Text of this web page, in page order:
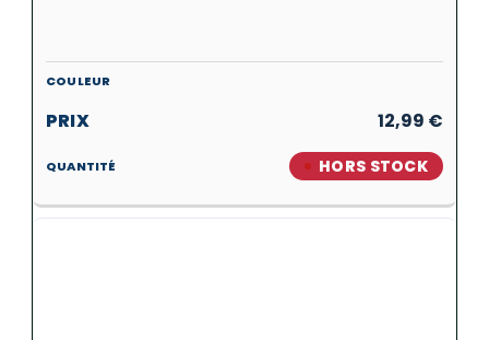
12,99 €
HORS STOCK